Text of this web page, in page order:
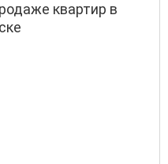
квартир в